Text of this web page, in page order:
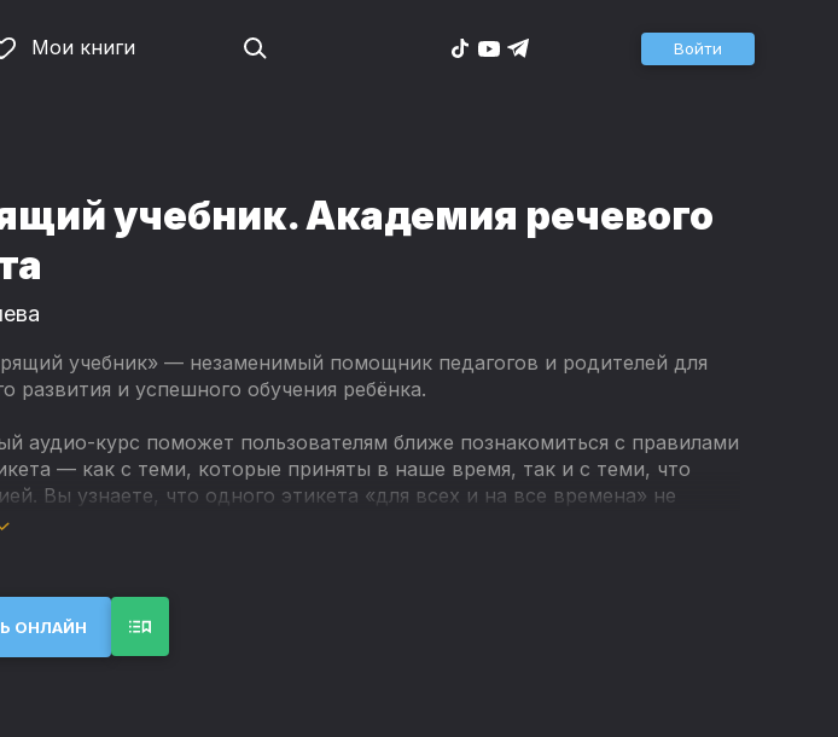
Мои книги Войти
учебник. Академия речевого
учебник» — незаменимый помощник педагогов и родителей для
развития и успешного обучения ребёнка.
аудио-курс поможет пользователям ближе познакомиться с правилами
— как с теми, которые приняты в наше время, так и с теми, что
Вы узнаете, что одного этикета «для всех и на все времена» не
первых, в разных странах он разный, во-вторых, он меняется при
правилах речевого поведения наши герои: пятиклассник Сева, его
истории Севастьян Андреевич и, конечно же, их друзья и
вами будем разбирать различные случаи из их жизни и слушать советы
ОНЛАЙН